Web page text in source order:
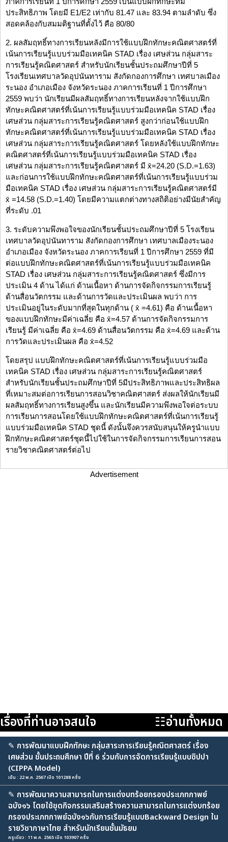
ประสิทธิภาพ โดยมี E1/E2 เท่ากับ 81.47 และ 83.94 ตามลำดับ ซึ่ง
สอดคล้องกับสมมติฐานที่ตั้งไว้ คือ 80/80
2. ผลสัมฤทธิ์ทางการเรียนหลังมีการใช้แบบฝึกทักษะคณิตศาสตร์ที่
เน้นการเรียนรู้แบบร่วมมือเทคนิค STAD เรื่อง เศษส่วน กลุ่มสาระ
การเรียนรู้คณิตศาสตร์ สำหรับนักเรียนชั้นประถมศึกษาปีที่ 5
โรงเรียนเทศบาลวัดอุปนันทาราม สังกัดกองการศึกษา เทศบาลเมือง
ระนอง อำเภอเมือง จังหวัดระนอง ภาคการเรียนที่ 1 ปีการศึกษา
2559 พบว่า นักเรียนมีผลสัมฤทธิ์ทางการเรียนหลังจากใช้แบบฝึก
ทักษะคณิตศาสตร์ที่เน้นการเรียนรู้แบบร่วมมือเทคนิค STAD เรื่อง
เศษส่วน กลุ่มสาระการเรียนรู้คณิตศาสตร์ สูงกว่าก่อนใช้แบบฝึก
ทักษะคณิตศาสตร์ที่เน้นการเรียนรู้แบบร่วมมือเทคนิค STAD เรื่อง
เศษส่วน กลุ่มสาระการเรียนรู้คณิตศาสตร์ โดยหลังใช้แบบฝึกทักษะ
คณิตศาสตร์ที่เน้นการเรียนรู้แบบร่วมมือเทคนิค STAD เรื่อง
เศษส่วน กลุ่มสาระการเรียนรู้คณิตศาสตร์ มี x̄=24.20 (S.D.=1.63)
และก่อนการใช้แบบฝึกทักษะคณิตศาสตร์ที่เน้นการเรียนรู้แบบร่วม
มือเทคนิค STAD เรื่อง เศษส่วน กลุ่มสาระการเรียนรู้คณิตศาสตร์มี
x̄ =14.58 (S.D.=1.40) โดยมีความแตกต่างทางสถิติอย่างมีนัยสำคัญ
ที่ระดับ .01
3. ระดับความพึงพอใจของนักเรียนชั้นประถมศึกษาปีที่ 5 โรงเรียน
เทศบาลวัดอุปนันทาราม สังกัดกองการศึกษา เทศบาลเมืองระนอง
อำเภอเมือง จังหวัดระนอง ภาคการเรียนที่ 1 ปีการศึกษา 2559 ที่มี
ต่อแบบฝึกทักษะคณิตศาสตร์ที่เน้นการเรียนรู้แบบร่วมมือเทคนิค
STAD เรื่อง เศษส่วน กลุ่มสาระการเรียนรู้คณิตศาสตร์ ซึ่งมีการ
ประเมิน 4 ด้าน ได้แก่ ด้านเนื้อหา ด้านการจัดกิจกรรมการเรียนรู้
ด้านสื่อนวัตกรรม และด้านการวัดและประเมินผล พบว่า การ
ประเมินอยู่ในระดับมากที่สุดในทุกด้าน ( x̄ =4.61) คือ ด้านเนื้อหา
ของแบบฝึกทักษะมีค่าเฉลี่ย คือ x̄=4.57 ด้านการจัดกิจกรรมการ
เรียนรู้ มีค่าเฉลี่ย คือ x̄=4.69 ด้านสื่อนวัตกรรม คือ x̄=4.69 และด้าน
การวัดและประเมินผล คือ x̄=4.52
โดยสรุป แบบฝึกทักษะคณิตศาสตร์ที่เน้นการเรียนรู้แบบร่วมมือ
เทคนิค STAD เรื่อง เศษส่วน กลุ่มสาระการเรียนรู้คณิตศาสตร์
สำหรับนักเรียนชั้นประถมศึกษาปีที่ 5มีประสิทธิภาพและประสิทธิผล
ที่เหมาะสมต่อการเรียนการสอนวิชาคณิตศาสตร์ ส่งผลให้นักเรียนมี
ผลสัมฤทธิ์ทางการเรียนสูงขึ้น และนักเรียนมีความพึงพอใจต่อระบบ
การเรียนการสอนโดยใช้แบบฝึกทักษะคณิตศาสตร์ที่เน้นการเรียนรู้
แบบร่วมมือเทคนิค STAD ชุดนี้ ดังนั้นจึงควรสนับสนุนให้ครูนำแบบ
ฝึกทักษะคณิตศาสตร์ชุดนี้ไปใช้ในการจัดกิจกรรมการเรียนการสอน
รายวิชาคณิตศาสตร์ต่อไป
Advertisement
เรื่องที่ท่านอาจสนใจ ☷อ่านทั้งหมด
✎ การพัฒนาแบบฝึกทักษะ กลุ่มสาระการเรียนรู้คณิตศาสตร์ เรื่อง
เศษส่วน ชั้นประถมศึกษา ปีที่ 6 ร่วมกับการจัดการเรียนรู้แบบซิปปา
(CIPPA Model)
เบ็น : 22 พ.ค. 2567 เปิด 101288 ครั้ง
✎ การพัฒนาความสามารถในการแต่งบทร้อยกรองประเภทกาพย์
ฉบัง๑๖ โดยใช้ชุดกิจกรรมเสริมสร้างความสามารถในการแต่งบทร้อย
กรองประเภทกาพย์ฉบัง๑๖กับการเรียนรู้แบบBackward Design ใน
รายวิชาภาษาไทย สำหรับนักเรียนชั้นมัธยม
ครูเดียว : 11 พ.ค. 2565 เปิด 103907 ครั้ง